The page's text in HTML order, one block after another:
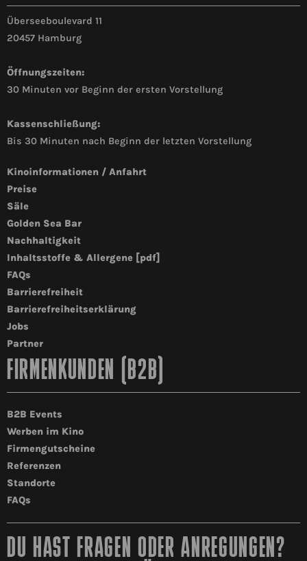
Überseeboulevard 11
20457 Hamburg
Öffnungszeiten:
30 Minuten vor Beginn der ersten Vorstellung
Kassenschließung:
Bis 30 Minuten nach Beginn der letzten Vorstellung
Kinoinformationen / Anfahrt
Preise
Säle
Golden Sea Bar
Nachhaltigkeit
Inhaltsstoffe & Allergene [pdf]
FAQs
Barrierefreiheit
Barrierefreiheitserklärung
Jobs
Partner
FIRMENKUNDEN (B2B)
B2B Events
Werben im Kino
Firmengutscheine
Referenzen
Standorte
FAQs
DU HAST FRAGEN ODER ANREGUNGEN?